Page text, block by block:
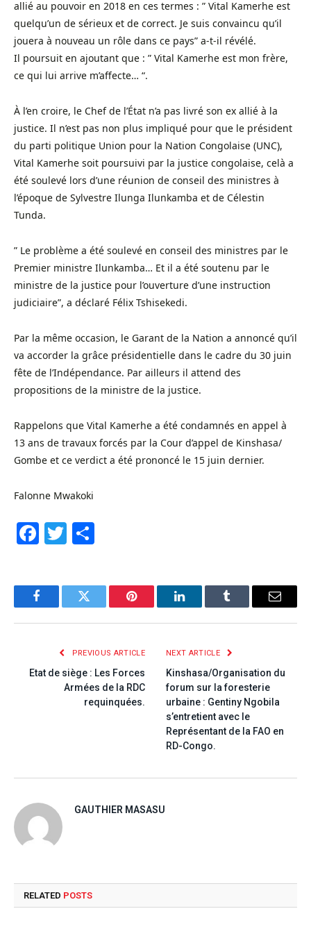
allié au pouvoir en 2018 en ces termes : ” Vital Kamerhe est
quelqu’un de sérieux et de correct. Je suis convaincu qu’il
jouera à nouveau un rôle dans ce pays” a-t-il révélé.
Il poursuit en ajoutant que : ” Vital Kamerhe est mon frère,
ce qui lui arrive m’affecte… “.
À l’en croire, le Chef de l’État n’a pas livré son ex allié à la
justice. Il n’est pas non plus impliqué pour que le président
du parti politique Union pour la Nation Congolaise (UNC),
Vital Kamerhe soit poursuivi par la justice congolaise, celà a
été soulevé lors d’une réunion de conseil des ministres à
l’époque de Sylvestre Ilunga Ilunkamba et de Célestin
Tunda.
” Le problème a été soulevé en conseil des ministres par le
Premier ministre Ilunkamba… Et il a été soutenu par le
ministre de la justice pour l’ouverture d’une instruction
judiciaire”, a déclaré Félix Tshisekedi.
Par la même occasion, le Garant de la Nation a annoncé qu’il
va accorder la grâce présidentielle dans le cadre du 30 juin
fête de l’Indépendance. Par ailleurs il attend des
propositions de la ministre de la justice.
Rappelons que Vital Kamerhe a été condamnés en appel à
13 ans de travaux forcés par la Cour d’appel de Kinshasa/
Gombe et ce verdict a été prononcé le 15 juin dernier.
Falonne Mwakoki
Facebook
Twitter
FacebookTwitter Pinterest LinkedInTumblr Email
PREVIOUS ARTICLE
Etat de siège : Les Forces
Armées de la RDC
requinquées.
NEXT ARTICLE
Kinshasa/Organisation du
forum sur la foresterie
urbaine : Gentiny Ngobila
s’entretient avec le
Représentant de la FAO en
RD-Congo.
GAUTHIER MASASU
RELATED POSTS